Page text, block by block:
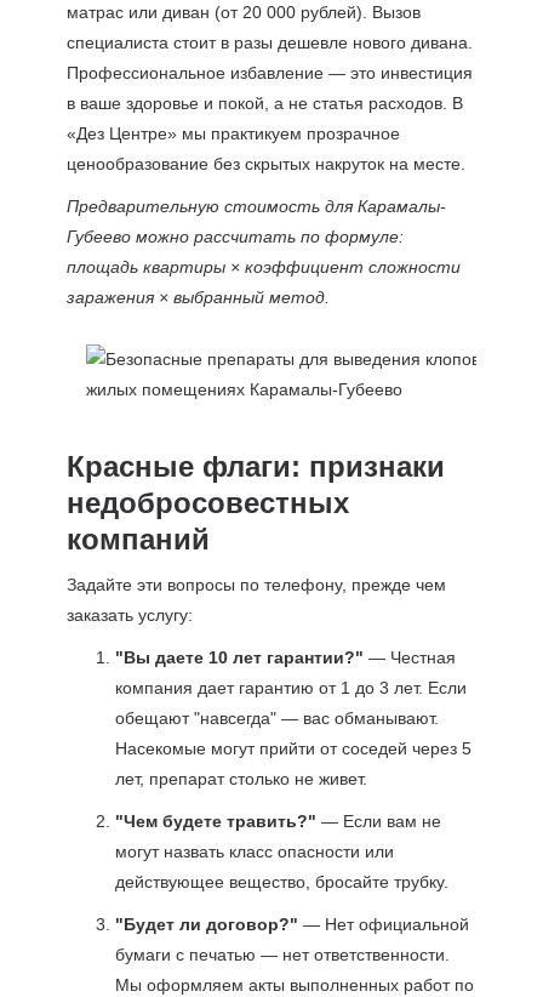
матрас или диван (от 20 000 рублей). Вызов
специалиста стоит в разы дешевле нового дивана.
Профессиональное избавление — это инвестиция
в ваше здоровье и покой, а не статья расходов. В
«Дез Центре» мы практикуем прозрачное
ценообразование без скрытых накруток на месте.
Предварительную стоимость для Карамалы-
Губеево можно рассчитать по формуле:
площадь квартиры × коэффициент сложности
заражения × выбранный метод.
Красные флаги: признаки
недобросовестных
компаний
Задайте эти вопросы по телефону, прежде чем
заказать услугу:
"Вы даете 10 лет гарантии?" — Честная
компания дает гарантию от 1 до 3 лет. Если
обещают "навсегда" — вас обманывают.
Насекомые могут прийти от соседей через 5
лет, препарат столько не живет.
"Чем будете травить?" — Если вам не
могут назвать класс опасности или
действующее вещество, бросайте трубку.
"Будет ли договор?" — Нет официальной
бумаги с печатью — нет ответственности.
Мы оформляем акты выполненных работ по